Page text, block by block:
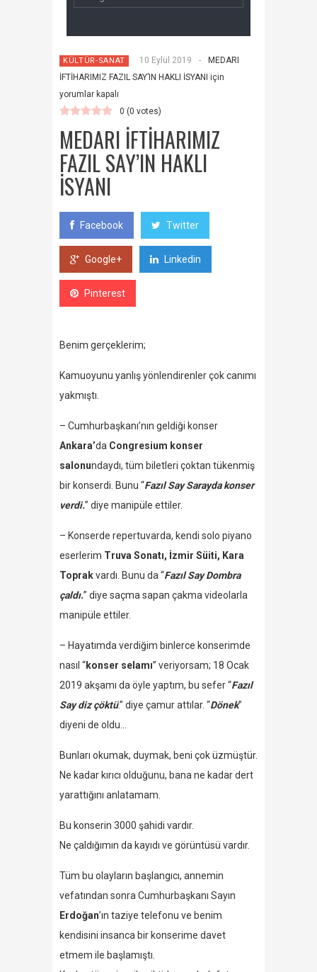
KÜLTÜR-SANAT 10 Eylül 2019 -
MEDARI
İFTİHARIMIZ FAZIL SAY’IN HAKLI İSYANI için
yorumlar kapalı
0 (0 votes)
MEDARI İFTİHARIMIZ
FAZIL SAY’IN HAKLI
İSYANI
Facebook Twitter
Google+ Linkedin
Pinterest
Benim gerçeklerim;
Kamuoyunu yanlış yönlendirenler çok canımı
yakmıştı.
– Cumhurbaşkanı’nın geldiği konser
Ankara’da Congresium konser
salonundaydı, tüm biletleri çoktan tükenmiş
bir konserdi. Bunu “Fazıl Say Sarayda konser
verdi.” diye manipüle ettiler.
– Konserde repertuvarda, kendi solo piyano
eserlerim Truva Sonatı, İzmir Süiti, Kara
Toprakvardı. Bunu da “Fazıl Say Dombra
çaldı.” diye saçma sapan çakma videolarla
manipüle ettiler.
– Hayatımda verdiğim binlerce konserimde
nasıl “konser selamı” veriyorsam; 18 Ocak
2019 akşamı da öyle yaptım, bu sefer “Fazıl
Say diz çöktü.” diye çamur attılar. “Dönek”
diyeni de oldu…
Bunları okumak, duymak, beni çok üzmüştür.
Ne kadar kırıcı olduğunu, bana ne kadar dert
yarattığını anlatamam.
Bu konserin 3000 şahidi vardır.
Ne çaldığımın da kayıdı ve görüntüsü vardır.
Tüm bu olayların başlangıcı, annemin
vefatından sonra Cumhurbaşkanı Sayın
Erdoğan’ın taziye telefonu ve benim
kendisini insanca bir konserime davet
etmem ile başlamıştı.